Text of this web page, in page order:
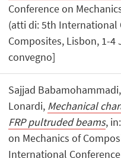
Conference on
(atti di: 5th International
Composites, Lisbon, 1-
convegno]
Sajjad
Lonardi, Mechanical
FRP pultruded beams,
on Mechanics of
International